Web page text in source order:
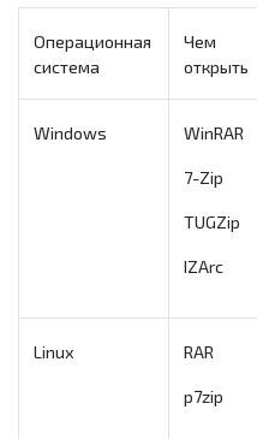
Операционная
система
Чем
открыть
Windows WinRAR
7-Zip
TUGZip
IZArc
Linux RAR
p7zip